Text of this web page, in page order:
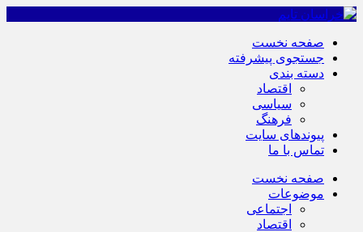
صفحه نخست
جستجوی پیشرفته
دسته بندی
اقتصاد
سیاسی
فرهنگ
پیوندهای سایت
تماس با ما
صفحه نخست
موضوعات
اجتماعی
اقتصاد